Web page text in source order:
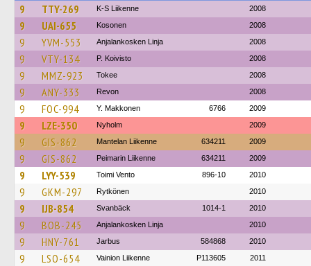
9 TTY-269 K-S Liikenne 2008
9 UAI-655 Kosonen 2008
9 YVM-553 Anjalankosken Linja 2008
9 VTY-134 P. Koivisto 2008
9 MMZ-923 Tokee 2008
9 ANY-333 Revon 2008
9 FOC-994 Y. Makkonen 6766 2009
9 LZE-350 Nyholm 2009
9 GIS-862 Mantelan Liikenne 634211 2009
9 GIS-862 Peimarin Liikenne 634211 2009
9 LYY-539 Toimi Vento 896-10 2010
9 GKM-297 Rytkönen 2010
9 IJB-854 Svanbäck 1014-1 2010
9 BOB-245 Anjalankosken Linja 2010
9 HNY-761 Jarbus 584868 2010
9 LSO-654 Vainion Liikenne P113605 2011